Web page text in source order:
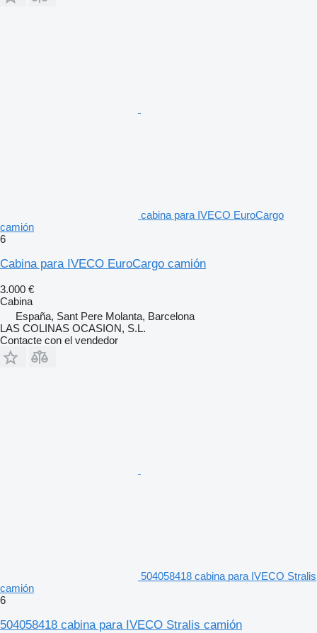
cabina para IVECO EuroCargo
camión
6
Cabina para IVECO EuroCargo camión
3.000 €
Cabina
España, Sant Pere Molanta, Barcelona
LAS COLINAS OCASION, S.L.
Contacte con el vendedor
504058418 cabina para IVECO Stralis
camión
6
504058418 cabina para IVECO Stralis camión